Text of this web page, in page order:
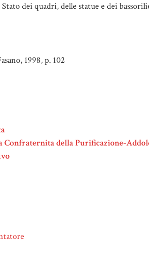
dei quadri, delle statue e dei
1998, p. 102
Confraternita della Purificazione-